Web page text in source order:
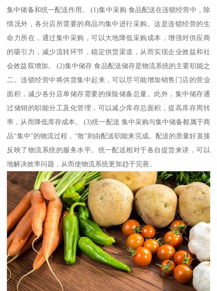
集中储备和统一配送作用。 (1)集中采购 食品配送在连锁经营中，除
情况外，各分店所需要的商品均集中进行采购。这是连锁经营的生
命力所在，通过集中采购，可以大地降低采购成本，增强对供应商
的吸引力，减少流转环节，稳定供货渠道，从而实现企业效益和社
会效益双增加。 (2)集中储存 食品配送储存是物流系统的主要职能之
二。连锁经营中将供货集中起来，可以尽可能增加销售门店的营业
面积，减少各分店单储存需要的保险储备总量。此外，集中储存通
过储销的职能分工及化管理，可以减少库存总面积，提高库存周转
率，从而降低库存成本。 (3)统一配送 集中采购与集中储备都属于商
品“集中”的物流过程，“散”则由配送职能来完成。配送的质量好直接
反映了物流系统的服务水平。统一配送相对于各自提货来讲，可以
地解决效率问题，从而使物流系统更加趋于完善。